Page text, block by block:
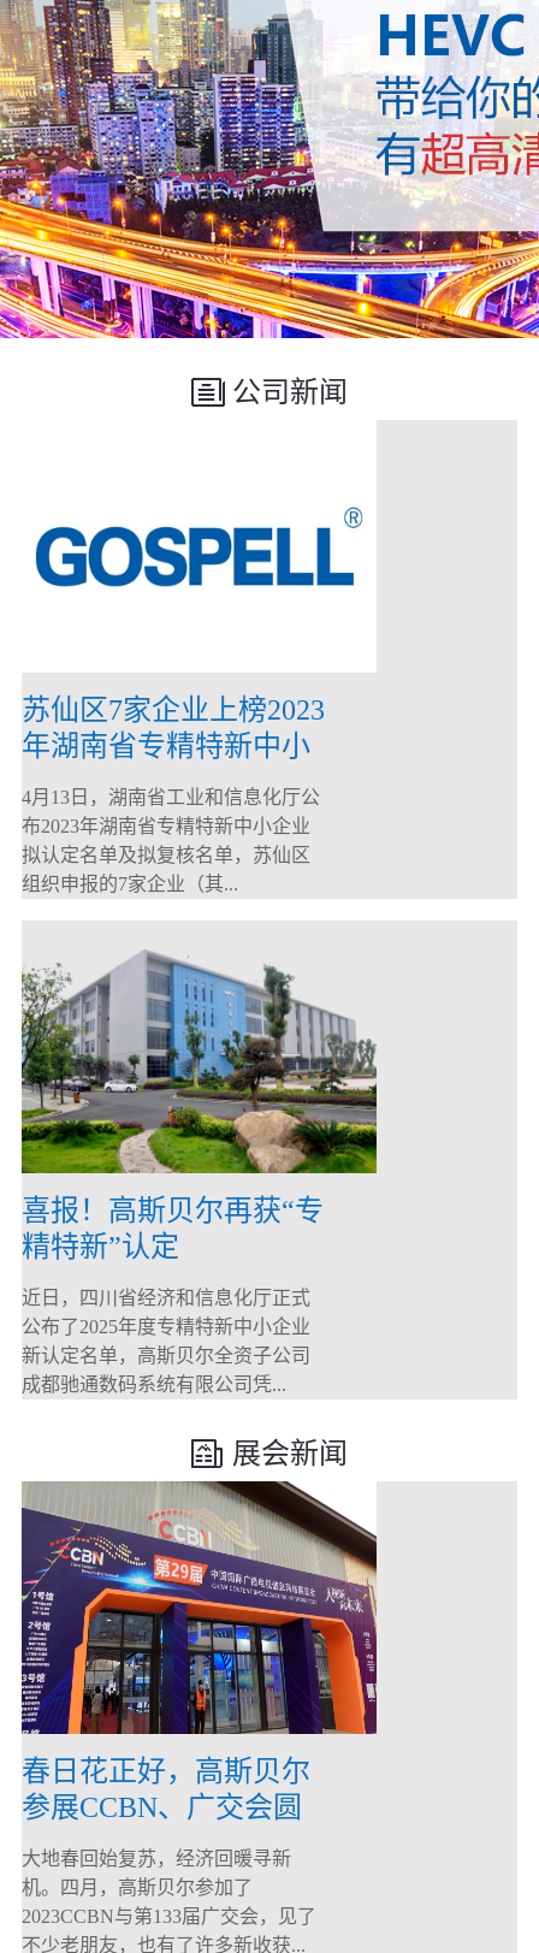
公司新闻
苏仙区7家企业上榜2023
年湖南省专精特新中小
企业
4月13日，湖南省工业和信息化厅公
布2023年湖南省专精特新中小企业
拟认定名单及拟复核名单，苏仙区
组织申报的7家企业（其...
喜报！高斯贝尔再获“专
精特新”认定
近日，四川省经济和信息化厅正式
公布了2025年度专精特新中小企业
新认定名单，高斯贝尔全资子公司
成都驰通数码系统有限公司凭...
展会新闻
春日花正好，高斯贝尔
参展CCBN、广交会圆
满落幕！
大地春回始复苏，经济回暖寻新
机。四月，高斯贝尔参加了
2023CCBN与第133届广交会，见了
不少老朋友，也有了许多新收获...